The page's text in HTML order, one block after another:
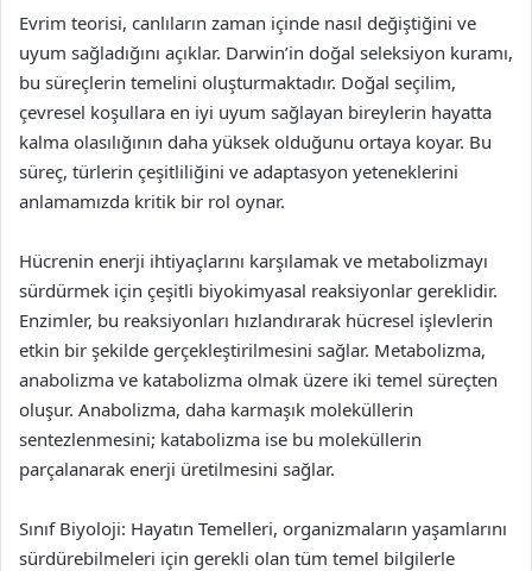
Evrim teorisi, canlıların zaman içinde nasıl değiştiğini ve
uyum sağladığını açıklar. Darwin’in doğal seleksiyon kuramı,
bu süreçlerin temelini oluşturmaktadır. Doğal seçilim,
çevresel koşullara en iyi uyum sağlayan bireylerin hayatta
kalma olasılığının daha yüksek olduğunu ortaya koyar. Bu
süreç, türlerin çeşitliliğini ve adaptasyon yeteneklerini
anlamamızda kritik bir rol oynar.
Hücrenin enerji ihtiyaçlarını karşılamak ve metabolizmayı
sürdürmek için çeşitli biyokimyasal reaksiyonlar gereklidir.
Enzimler, bu reaksiyonları hızlandırarak hücresel işlevlerin
etkin bir şekilde gerçekleştirilmesini sağlar. Metabolizma,
anabolizma ve katabolizma olmak üzere iki temel süreçten
oluşur. Anabolizma, daha karmaşık moleküllerin
sentezlenmesini; katabolizma ise bu moleküllerin
parçalanarak enerji üretilmesini sağlar.
Sınıf Biyoloji: Hayatın Temelleri, organizmaların yaşamlarını
sürdürebilmeleri için gerekli olan tüm temel bilgilerle